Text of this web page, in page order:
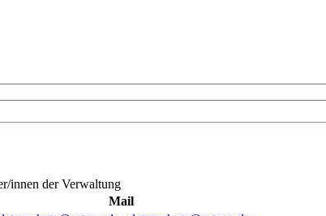
innen der Verwaltung
Mail